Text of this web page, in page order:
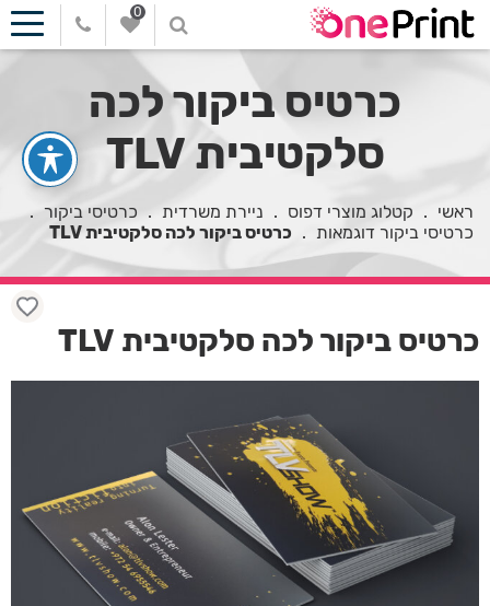
0
כרטיס ביקור לכה
סלקטיבית TLV
ראשי . קטלוג מוצרי דפוס . ניירת משרדית . כרטיסי ביקור .
כרטיסי ביקור דוגמאות . כרטיס ביקור לכה סלקטיבית TLV
כרטיס ביקור לכה סלקטיבית TLV